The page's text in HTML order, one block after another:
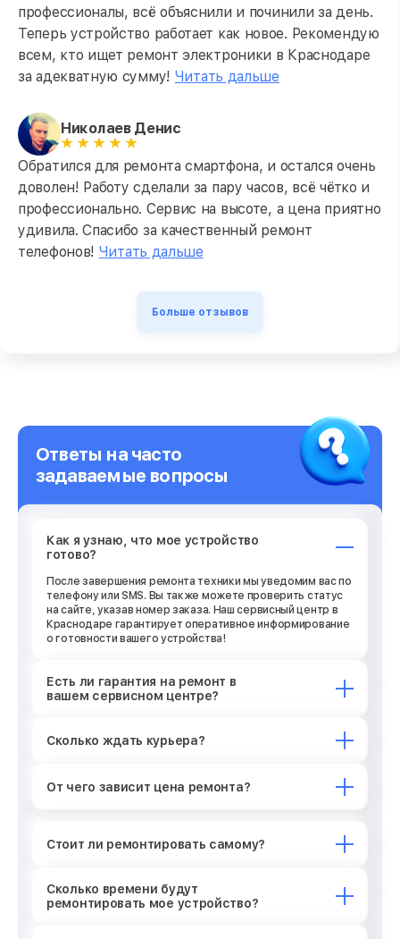
профессионалы, всё объяснили и починили за день.
Теперь устройство работает как новое. Рекомендую
всем, кто ищет ремонт электроники в Краснодаре
за адекватную сумму! Читать дальше
Николаев Денис
Обратился для ремонта смартфона, и остался очень
доволен! Работу сделали за пару часов, всё чётко и
профессионально. Сервис на высоте, а цена приятно
удивила. Спасибо за качественный ремонт
телефонов! Читать дальше
Больше отзывов
Ответы на часто
задаваемые вопросы
Как я узнаю, что мое устройство
готово?
После завершения ремонта техники мы уведомим вас по
телефону или SMS. Вы также можете проверить статус
на сайте, указав номер заказа. Наш сервисный центр в
Краснодаре гарантирует оперативное информирование
о готовности вашего устройства!
Есть ли гарантия на ремонт в
вашем сервисном центре?
Сколько ждать курьера?
От чего зависит цена ремонта?
Стоит ли ремонтировать самому?
Сколько времени будут
ремонтировать мое устройство?